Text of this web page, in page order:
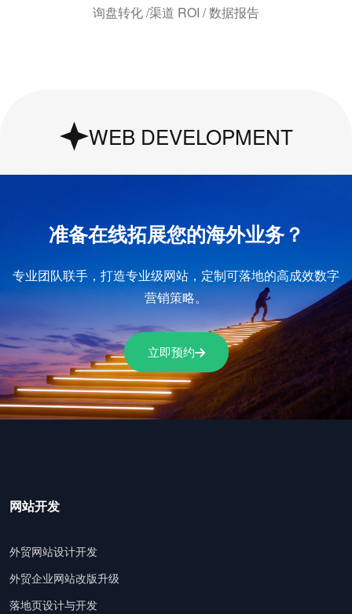
询盘转化 /渠道 ROI / 数据报告
UI & UX Design
准备在线拓展您的海外业务？
专业团队联手，打造专业级网站，定制可落地的高成效数字
营销策略。
立即预约
网站开发
外贸网站设计开发
外贸企业网站改版升级
落地页设计与开发